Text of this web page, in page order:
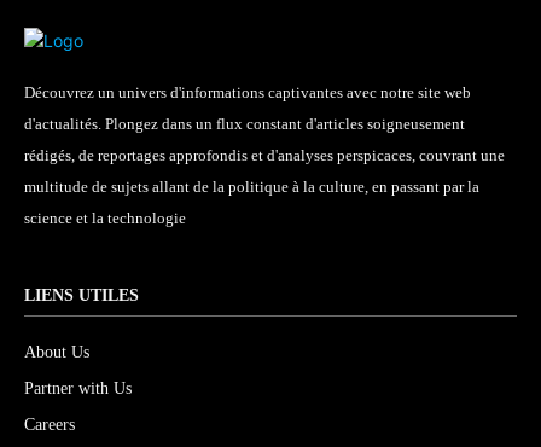
Découvrez un univers d'informations captivantes avec notre site web
d'actualités. Plongez dans un flux constant d'articles soigneusement
rédigés, de reportages approfondis et d'analyses perspicaces, couvrant une
multitude de sujets allant de la politique à la culture, en passant par la
science et la technologie
LIENS UTILES
About Us
Partner with Us
Careers